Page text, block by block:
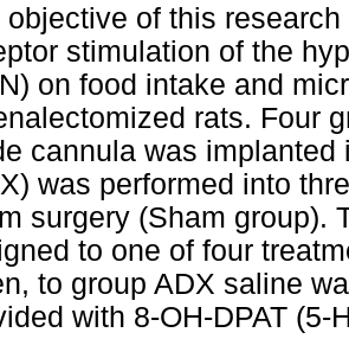
objective of this
stimulation of the
on food intake and
rats. Four
cannula was
was performed into
surgery (Sham group).
to one of four
to group ADX saline
with 8-OH-DPAT (5-